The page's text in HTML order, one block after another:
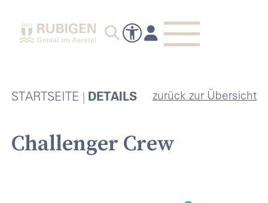
STARTSEITE DETAILS zurück zur Übersicht
Challenger Crew